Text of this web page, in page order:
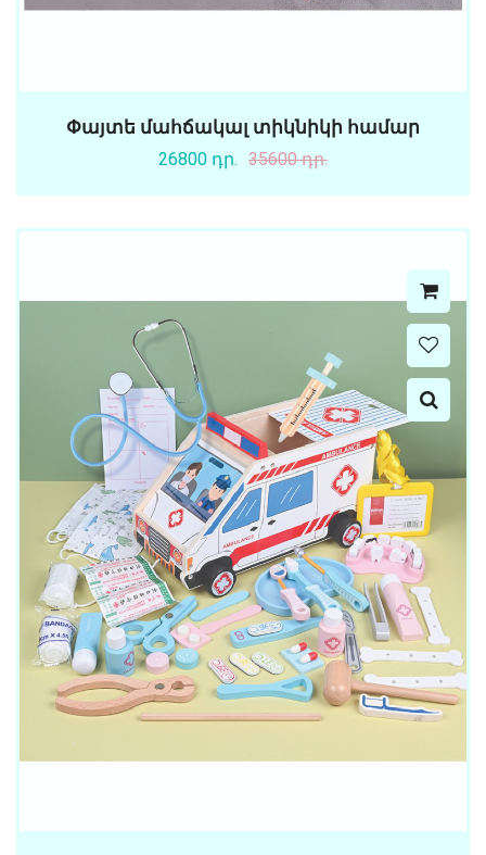
Փայտե մահճակալ տիկնիկի համար
26800 դր. 35600 դր.